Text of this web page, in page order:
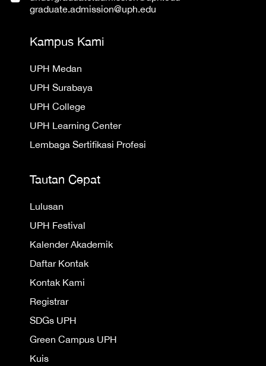
graduate.admission@uph.edu
Kampus Kami
UPH Medan
UPH Surabaya
UPH College
UPH Learning Center
Lembaga Sertifikasi Profesi
Tautan Cepat
Lulusan
UPH Festival
Kalender Akademik
Daftar Kontak
Kontak Kami
Registrar
SDGs UPH
Green Campus UPH
Kuis